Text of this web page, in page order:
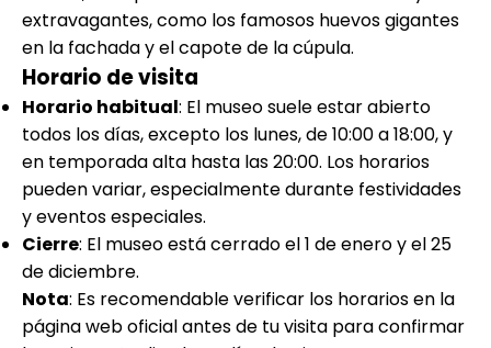
extravagantes, como los famosos huevos gigantes
en la fachada y el capote de la cúpula.
Horario de visita
Horario habitual: El museo suele estar abierto
todos los días, excepto los lunes, de 10:00 a 18:00, y
en temporada alta hasta las 20:00. Los horarios
pueden variar, especialmente durante festividades
y eventos especiales.
Cierre: El museo está cerrado el 1 de enero y el 25
de diciembre.
Nota: Es recomendable verificar los horarios en la
página web oficial antes de tu visita para confirmar